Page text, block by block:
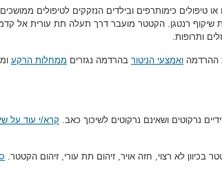
טיפולים כימותרפים ובילדים הנזקקים לטיפולים
שיקוף רנטגן. הקטטר מועבר דרך תעלה תת עורית אל
ותרופות.
ההרדמה ואמצעי הניטור בהרדמה נגזרים ממחלות הרקע
נרקוטים ושאינם נרקוטים לשיכוך כאב. קרא/י עוד על
לא רצוי, חזה אויר, זיהום תת עורי, זיהום הקטטר.